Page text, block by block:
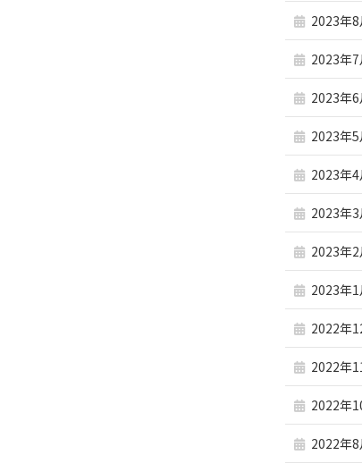
2023年8
2023年7
2023年6
2023年5
2023年4
2023年3
2023年2
2023年1
2022年
2022年
2022年
2022年8